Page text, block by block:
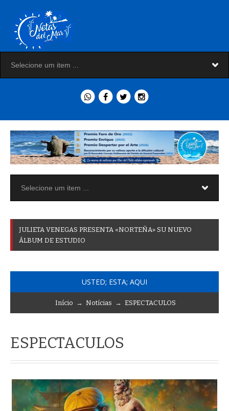
JULIETA VENEGAS PRESENTA «NORTEÑA» SU NUEVO
ÁLBUM DE ESTUDIO
USTED; ESTA; AQUI
Início → Notícias → ESPECTACULOS
ESPECTACULOS